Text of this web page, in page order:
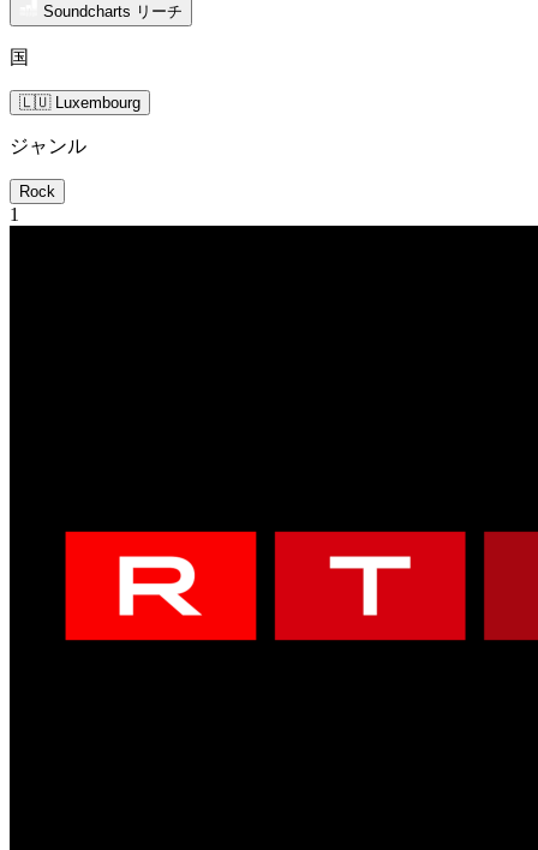
Soundcharts リーチ
国
🇱🇺 Luxembourg
ジャンル
Rock
1